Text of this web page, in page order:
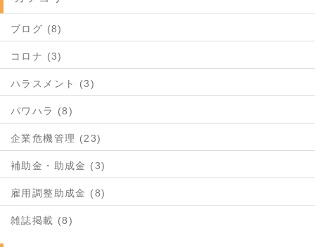
ブログ (8)
コロナ (3)
ハラスメント (3)
パワハラ (8)
企業危機管理 (23)
補助金・助成金 (3)
雇用調整助成金 (8)
雑誌掲載 (8)